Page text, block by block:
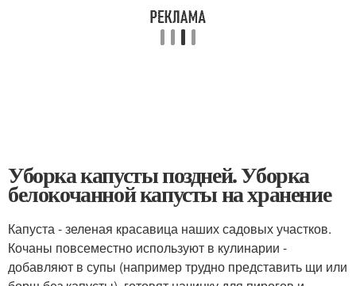
Уборка капусты поздней. Уборка
белокочанной капусты на хранение
Капуста - зеленая красавица наших садовых участков.
Кочаны повсеместно используют в кулинарии -
добавляют в супы (например трудно представить щи или